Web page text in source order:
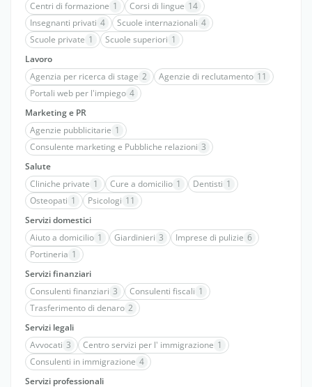
Centri di formazione 1 Corsi di lingue 14
Insegnanti privati 4 Scuole internazionali 4
Scuole private 1 Scuole superiori 1
Lavoro
Agenzia per ricerca di stage 2 Agenzie di reclutamento 11
Portali web per l'impiego 4
Marketing e PR
Agenzie pubblicitarie 1
Consulente marketing e Pubbliche relazioni 3
Salute
Cliniche private 1 Cure a domicilio 1 Dentisti 1
Osteopati 1 Psicologi 11
Servizi domestici
Aiuto a domicilio 1 Giardinieri 3 Imprese di pulizie 6
Portineria 1
Servizi finanziari
Consulenti finanziari 3 Consulenti fiscali 1
Trasferimento di denaro 2
Servizi legali
Avvocati 3 Centro servizi per l' immigrazione 1
Consulenti in immigrazione 4
Servizi professionali